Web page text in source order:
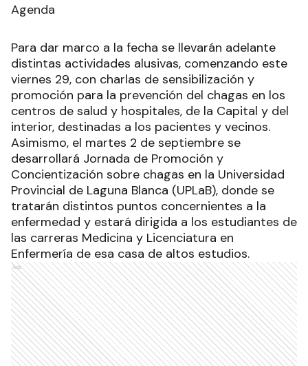
Agenda
Para dar marco a la fecha se llevarán adelante
distintas actividades alusivas, comenzando este
viernes 29, con charlas de sensibilización y
promoción para la prevención del chagas en los
centros de salud y hospitales, de la Capital y del
interior, destinadas a los pacientes y vecinos.
Asimismo, el martes 2 de septiembre se
desarrollará Jornada de Promoción y
Concientización sobre chagas en la Universidad
Provincial de Laguna Blanca (UPLaB), donde se
tratarán distintos puntos concernientes a la
enfermedad y estará dirigida a los estudiantes de
las carreras Medicina y Licenciatura en
Enfermería de esa casa de altos estudios.
Ads